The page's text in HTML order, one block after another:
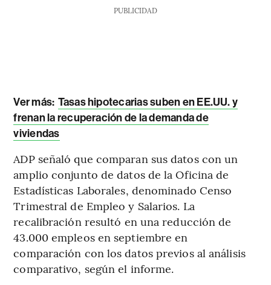
PUBLICIDAD
Ver más: Tasas hipotecarias suben en EE.UU. y
frenan la recuperación de la demanda de
viviendas
ADP señaló que comparan sus datos con un
amplio conjunto de datos de la Oficina de
Estadísticas Laborales, denominado Censo
Trimestral de Empleo y Salarios. La
recalibración resultó en una reducción de
43.000 empleos en septiembre en
comparación con los datos previos al análisis
comparativo, según el informe.